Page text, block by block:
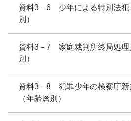
資料3－6 少年による特別法犯
別）
資料3－7 家庭裁判所終局処理
別）
資料3－8 犯罪少年の検察庁新
（年齢層別）